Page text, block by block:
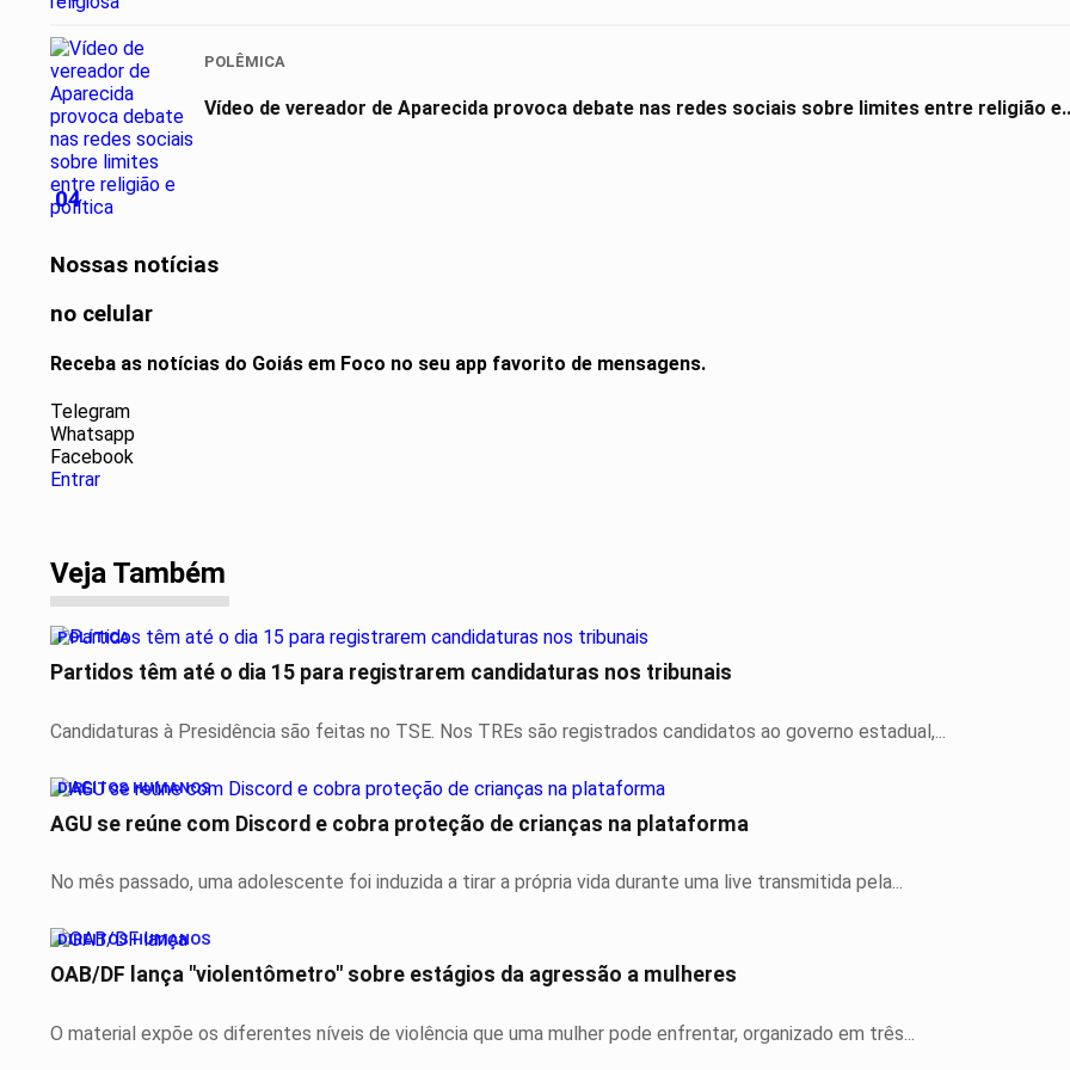
04
POLÊMICA
Vídeo de vereador de Aparecida provoca debate nas redes sociais sobre limites entre religião
Nossas notícias
no celular
Receba as notícias do Goiás em Foco no seu app favorito de mensagens.
Telegram
Whatsapp
Facebook
Entrar
Veja Também
POLÍTICA
Partidos têm até o dia 15 para registrarem candidaturas nos tribunais
Candidaturas à Presidência são feitas no TSE. Nos TREs são registrados candidatos ao governo estadual,...
DIREITOS HUMANOS
AGU se reúne com Discord e cobra proteção de crianças na plataforma
No mês passado, uma adolescente foi induzida a tirar a própria vida durante uma live transmitida pela...
DIREITOS HUMANOS
OAB/DF lança "violentômetro" sobre estágios da agressão a mulheres
O material expõe os diferentes níveis de violência que uma mulher pode enfrentar, organizado em três...